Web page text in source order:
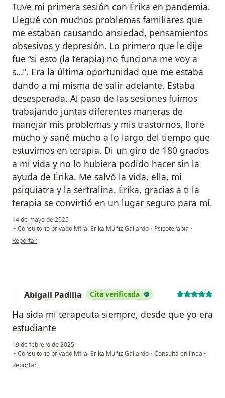
Tuve mi primera sesión con Érika en pandemia.
Llegué con muchos problemas familiares que
me estaban causando ansiedad, pensamientos
obsesivos y depresión. Lo primero que le dije
fue “si esto (la terapia) no funciona me voy a
s…”. Era la última oportunidad que me estaba
dando a mí misma de salir adelante. Estaba
desesperada. Al paso de las sesiones fuimos
trabajando juntas diferentes maneras de
manejar mis problemas y mis trastornos, lloré
mucho y sané mucho a lo largo del tiempo que
estuvimos en terapia. Di un giro de 180 grados
a mi vida y no lo hubiera podido hacer sin la
ayuda de Érika. Me salvó la vida, ella, mi
psiquiatra y la sertralina. Érika, gracias a ti la
terapia se convirtió en un lugar seguro para mí.
14 de mayo de 2025
• Consultorio privado Mtra. Erika Muñiz Gallardo • Psicoterapia •
en opinión del usuario T. M. S. E.
Reportar
Abigail Padilla Cita verificada
Ha sida mi terapeuta siempre, desde que yo era
estudiante
19 de febrero de 2025
• Consultorio privado Mtra. Erika Muñiz Gallardo • Consulta en línea •
en opinión del usuario Abigail Padilla
Reportar